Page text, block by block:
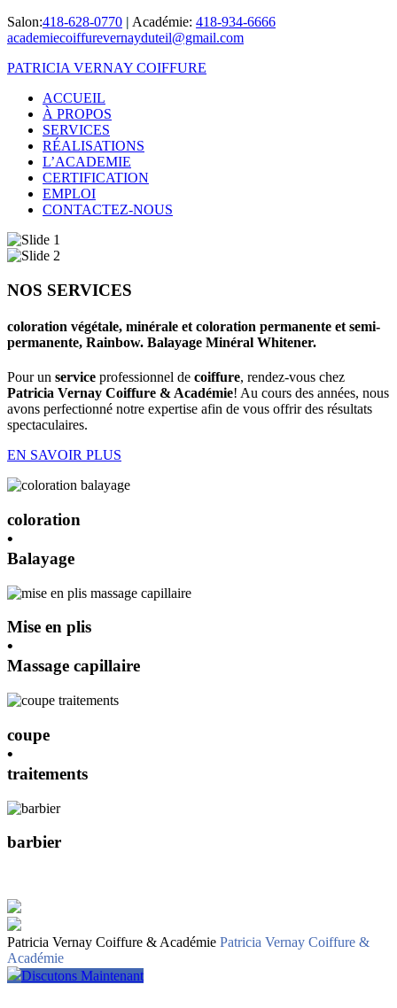
Salon:418-628-0770 | Académie: 418-934-6666
academiecoiffurevernayduteil@gmail.com
PATRICIA VERNAY COIFFURE
ACCUEIL
À PROPOS
SERVICES
RÉALISATIONS
L’ACADEMIE
CERTIFICATION
EMPLOI
CONTACTEZ-NOUS
NOS SERVICES
coloration végétale, minérale et coloration permanente et semi-
permanente, Rainbow. Balayage Minéral Whitener.
Pour un service professionnel de coiffure, rendez-vous chez
Patricia Vernay Coiffure & Académie! Au cours des années, nous
avons perfectionné notre expertise afin de vous offrir des résultats
spectaculaires.
EN SAVOIR PLUS
coloration
•
Balayage
Mise en plis
•
Massage capillaire
coupe
•
traitements
barbier
Patricia Vernay Coiffure & Académie Patricia Vernay Coiffure &
Académie
Discutons Maintenant